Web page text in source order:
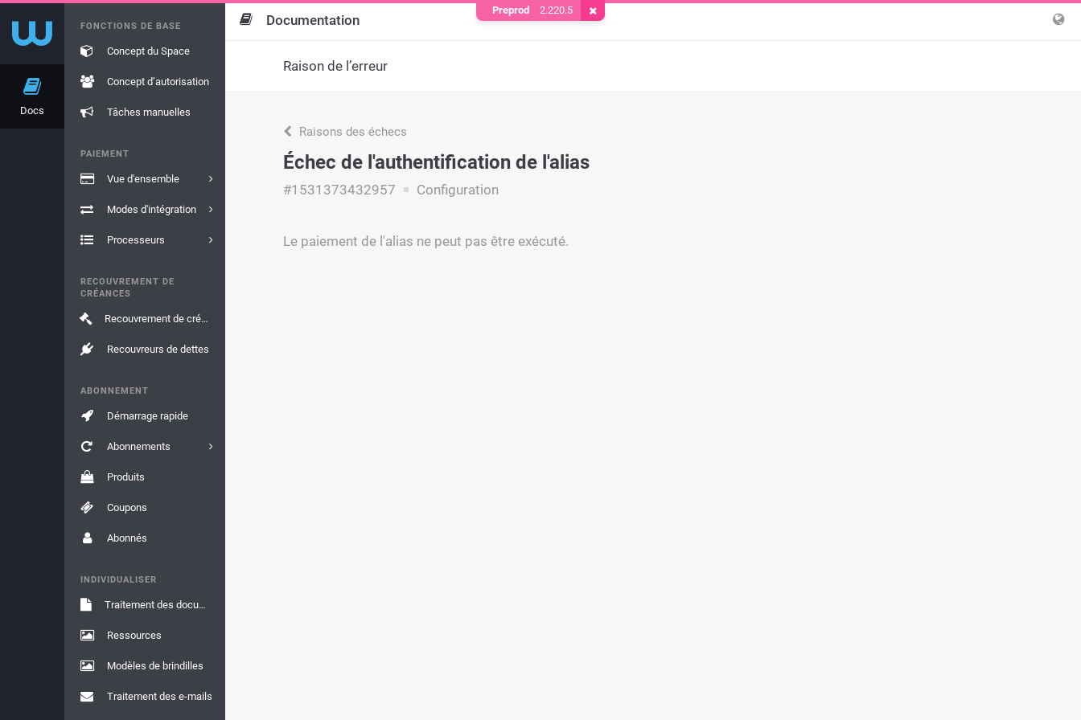
Docs
FONCTIONS DE BASE
Concept du Space
Concept d’autorisation
Tâches manuelles
PAIEMENT
Vue d'ensemble
Modes d'intégration
Processeurs
RECOUVREMENT DE
CRÉANCES
Recouvrement de créances
Recouvreurs de dettes
ABONNEMENT
Démarrage rapide
Abonnements
Produits
Coupons
Abonnés
INDIVIDUALISER
Traitement des documents
Ressources
Modèles de brindilles
Traitement des e-mails
Documentation
Raison de l’erreur
Raisons des échecs
Échec de l'authentification de l'alias
#1531373432957 Configuration
Le paiement de l'alias ne peut pas être exécuté.
Preprod 2.220.5 Supprimer le cookie